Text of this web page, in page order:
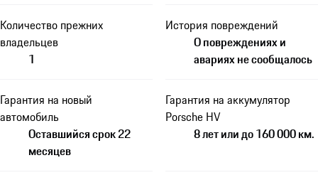
Количество прежних
владельцев
1
История повреждений
О повреждениях и
авариях не сообщалось
Гарантия на новый
автомобиль
Оставшийся срок 22
месяцев
Гарантия на аккумулятор
Porsche HV
8 лет или до 160 000 км.